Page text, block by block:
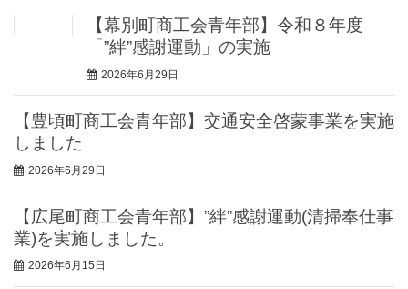
【幕別町商工会青年部】令和８年度
「”絆”感謝運動」の実施
2026年6月29日
【豊頃町商工会青年部】交通安全啓蒙事業を実施
しました
2026年6月29日
【広尾町商工会青年部】”絆”感謝運動(清掃奉仕事
業)を実施しました。
2026年6月15日